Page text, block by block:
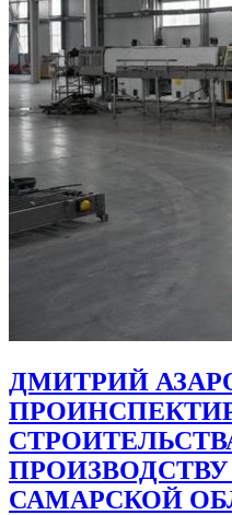
ДМИТРИЙ
САМАРСКОЙ